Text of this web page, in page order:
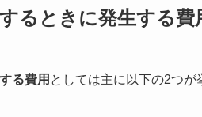
るときに発生する費
る費用 としては主に以下の2つが